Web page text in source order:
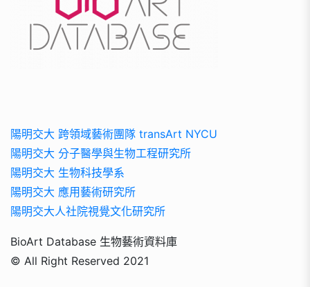
陽明交大 跨領域藝術團隊 transArt NYCU
陽明交大 分子醫學與生物工程研究所
陽明交大 生物科技學系
陽明交大 應用藝術研究所
陽明交大人社院視覺文化研究所
BioArt Database 生物藝術資料庫
© All Right Reserved 2021